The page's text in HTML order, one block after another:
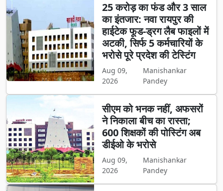
25 करोड़ का फंड और 3 साल
का इंतजार: नवा रायपुर की
हाईटेक फूड-ड्रग लैब फाइलों में
अटकी, सिर्फ 5 कर्मचारियों के
भरोसे पूरे प्रदेश की टेस्टिंग
Aug 09,
2026
Manishankar
Pandey
सीएम को भनक नहीं, अफसरों
ने निकाला बीच का रास्ता;
600 शिक्षकों की पोस्टिंग अब
डीईओ के भरोसे
Aug 09,
2026
Manishankar
Pandey